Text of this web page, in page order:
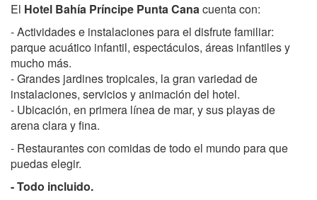
El Hotel Bahía Príncipe Punta Canacuenta con:
- Actividades e instalaciones para el disfrute familiar:
parque acuático infantil, espectáculos, áreas infantiles y
mucho más.
- Grandes jardines tropicales, la gran variedad de
instalaciones, servicios y animación del hotel.
- Ubicación, en primera línea de mar, y sus playas de
arena clara y fina.
- Restaurantes con comidas de todo el mundo para que
puedas elegir.
- Todo incluido.